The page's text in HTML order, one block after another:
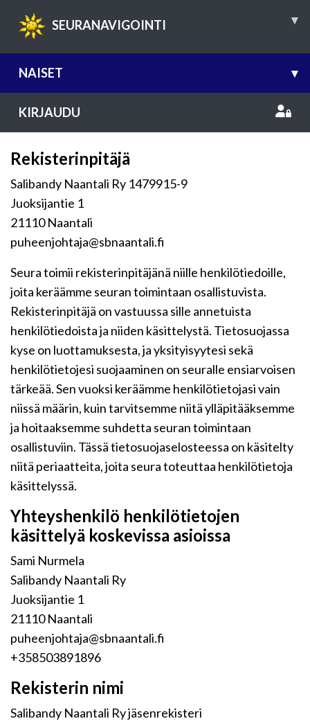
SEURANAVIGOINTI ▾
NAISET ▾
KIRJAUDU
Rekisterinpitäjä
Salibandy Naantali Ry 1479915-9
Juoksijantie 1
21110 Naantali
puheenjohtaja@sbnaantali.fi
Seura toimii rekisterinpitäjänä niille henkilötiedoille,
joita keräämme seuran toimintaan osallistuvista.
Rekisterinpitäjä on vastuussa sille annetuista
henkilötiedoista ja niiden käsittelystä. Tietosuojassa
kyse on luottamuksesta, ja yksityisyytesi sekä
henkilötietojesi suojaaminen on seuralle ensiarvoisen
tärkeää. Sen vuoksi keräämme henkilötietojasi vain
niissä määrin, kuin tarvitsemme niitä ylläpitääksemme
ja hoitaaksemme suhdetta seuran toimintaan
osallistuviin. Tässä tietosuojaselosteessa on käsitelty
niitä periaatteita, joita seura toteuttaa henkilötietoja
käsittelyssä.
Yhteyshenkilö henkilötietojen
käsittelyä koskevissa asioissa
Sami Nurmela
Salibandy Naantali Ry
Juoksijantie 1
21110 Naantali
puheenjohtaja@sbnaantali.fi
+358503891896
Rekisterin nimi
Salibandy Naantali Ry jäsenrekisteri